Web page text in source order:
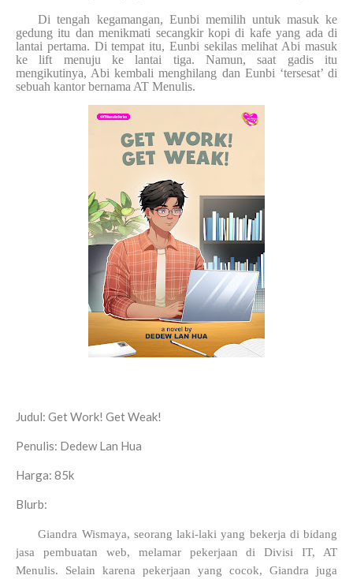
Di tengah kegamangan, Eunbi memilih untuk masuk ke
gedung itu dan menikmati secangkir kopi di kafe yang ada di
lantai pertama. Di tempat itu, Eunbi sekilas melihat Abi masuk
ke lift menuju ke lantai tiga. Namun, saat gadis itu
mengikutinya, Abi kembali menghilang dan Eunbi ‘tersesat’ di
sebuah kantor bernama AT Menulis.
Judul: Get Work! Get Weak!
Penulis: Dedew Lan Hua
Harga: 85k
Blurb:
Giandra Wismaya, seorang laki-laki yang bekerja di bidang
jasa pembuatan web, melamar pekerjaan di Divisi IT, AT
Menulis. Selain karena pekerjaan yang cocok, Giandra juga